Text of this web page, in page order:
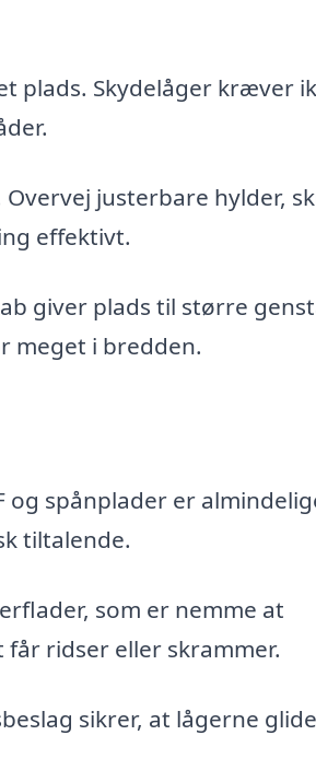
plads. Skydelåger kræver
justerbare hylder,
effektivt.
giver plads til større
meget i bredden.
spånplader er
tiltalende.
som er nemme at
ridser eller skrammer.
sikrer, at lågerne